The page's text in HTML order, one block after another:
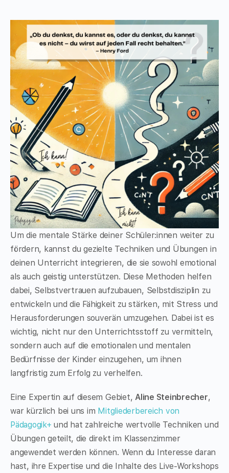
Um die mentale Stärke deiner Schüler:innen weiter zu
fördern, kannst du gezielte Techniken und Übungen in
deinen Unterricht integrieren, die sie sowohl emotional
als auch geistig unterstützen. Diese Methoden helfen
dabei, Selbstvertrauen aufzubauen, Selbstdisziplin zu
entwickeln und die Fähigkeit zu stärken, mit Stress und
Herausforderungen souverän umzugehen. Dabei ist es
wichtig, nicht nur den Unterrichtsstoff zu vermitteln,
sondern auch auf die emotionalen und mentalen
Bedürfnisse der Kinder einzugehen, um ihnen
langfristig zum Erfolg zu verhelfen.
Eine Expertin auf diesem Gebiet,Aline Steinbrecher,
war kürzlich bei uns im Mitgliederbereich von
Pädagogik+ und hat zahlreiche wertvolle Techniken und
Übungen geteilt, die direkt im Klassenzimmer
angewendet werden können. Wenn du Interesse daran
hast, ihre Expertise und die Inhalte des Live-Workshops